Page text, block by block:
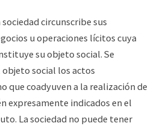
sociedad circunscribe sus
u operaciones lícitos cuya
su objeto social. Se
social los actos
que coadyuven a la realización de
expresamente indicados en el
La sociedad no puede tener